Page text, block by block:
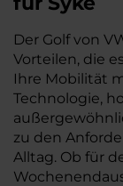
Der Golf von
Vorteilen, die
Ihre Mobilität
Technologie,
zu den
Alltag. Ob für